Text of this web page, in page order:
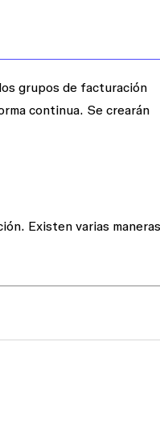
grupos de facturación
continua. Se crearán
Existen varias